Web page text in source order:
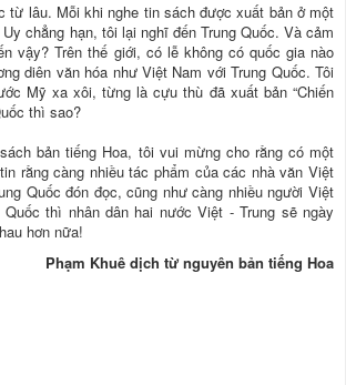
từ lâu. Mỗi khi nghe tin sách được xuất bản ở một
chẳng hạn, tôi lại nghĩ đến Trung Quốc. Và cảm
vậy? Trên thế giới, có lễ không có quốc gia nào
diên văn hóa như Việt Nam với Trung Quốc. Tôi
Mỹ xa xôi, từng là cựu thù đã xuất bản “Chiến
thì sao?
bản tiếng Hoa, tôi vui mừng cho rằng có một
rằng càng nhiều tác phẩm của các nhà văn Việt
Quốc đón đọc, cũng như càng nhiều người Việt
Quốc thì nhân dân hai nước Việt - Trung sẽ ngày
hơn nữa!
Phạm Khuê dịch từ nguyên bản tiếng Hoa